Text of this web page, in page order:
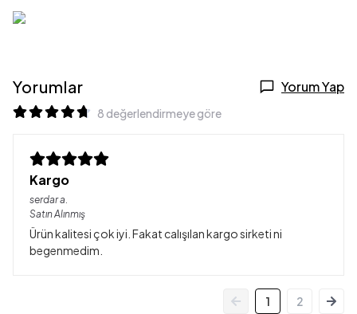
Yorumlar Yorum Yap
8 değerlendirmeye göre
Kargo
serdara.
Satın Alınmış
Ürün kalitesi çok iyi. Fakat calışılan kargo sirketi ni
begenmedim.
1 2